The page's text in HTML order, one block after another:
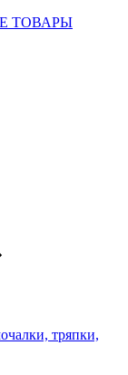
ТОВАРЫ
тряпки,